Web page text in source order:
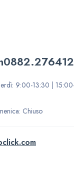
0882.276412
9:00-13:30 |
Chiuso